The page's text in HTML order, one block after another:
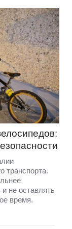
транспорта.
не оставлять
время.